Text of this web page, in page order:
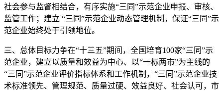
社会参与监督相结合，有序实施“三同”示范企业申报、审核、
监管工作；建立 “三同”示范企业动态管理机制，保证“三同”示
范企业始终处于引领地位。
三、总体目标力争在“十三五”期间，全国培育100家“三同”示
范企业，建立以质量和效益为中心、以“一标两市”为主线的
“三同”示范企业评价指标体系和工作机制，“三同”示范企业技
术标准领先、管理规范、质量过硬、效益良好、社会认可，市